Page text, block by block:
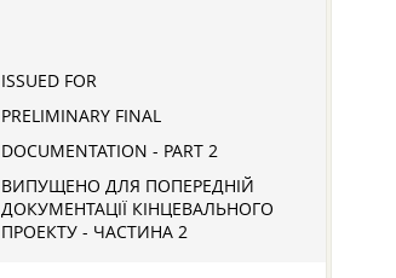
ISSUED FOR
PRELIMINARY FINAL
DOCUMENTATION - PART 2
ВИПУЩЕНО ДЛЯ ПОПЕРЕДНІЙ
ДОКУМЕНТАЦІЇ КІНЦЕВАЛЬНОГО
ПРОЕКТУ - ЧАСТИНА 2